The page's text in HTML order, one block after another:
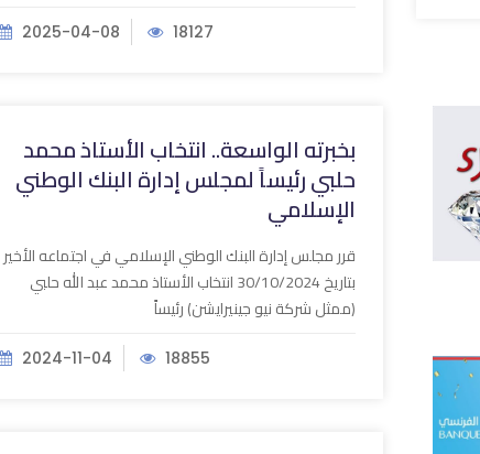
2025-04-08 18127
بخبرته الواسعة.. انتخاب الأستاذ محمد
حلبي رئيساً لمجلس إدارة البنك الوطني
الإسلامي
قرر مجلس إدارة البنك الوطني الإسلامي في اجتماعه الأخير
بتاريخ 30/10/2024 انتخاب الأستاذ محمد عبد الله حلبي
(ممثل شركة نيو جينيرايشن) رئيساً
2024-11-04 18855